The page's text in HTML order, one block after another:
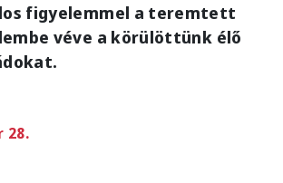
figyelemmel a teremtett
véve a körülöttünk élő
28.